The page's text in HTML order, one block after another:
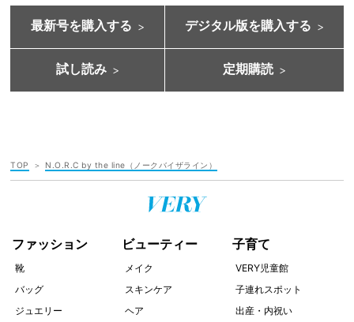
最新号を購入する デジタル版を購入する
試し読み 定期購読
TOP N.O.R.C by the line（ノークバイザライン）
ファッション
靴
バッグ
ジュエリー
ビューティー
メイク
スキンケア
ヘア
子育て
VERY児童館
子連れスポット
出産・内祝い